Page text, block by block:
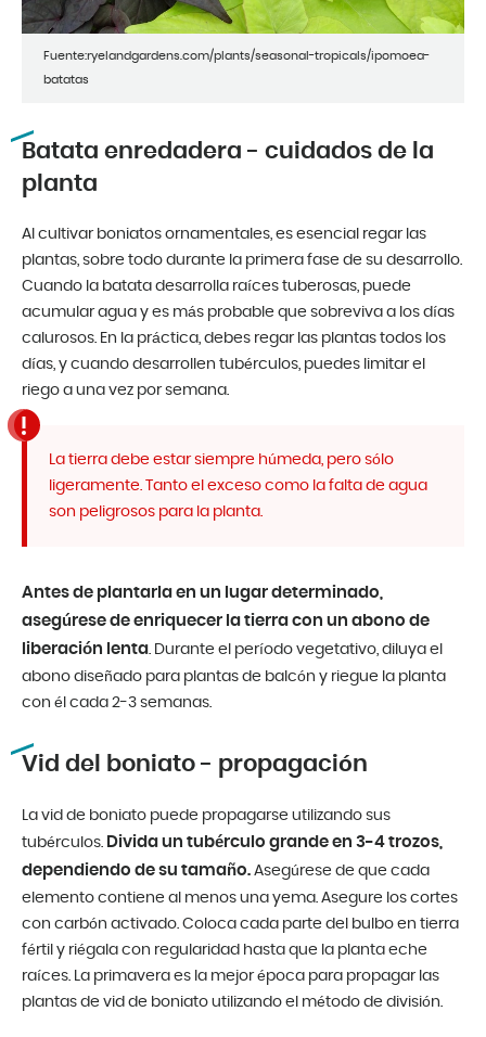
Fuente:ryelandgardens.com/plants/seasonal-tropicals/ipomoea-
batatas
Batata enredadera - cuidados de la
planta
Al cultivar boniatos ornamentales, es esencial regar las
plantas, sobre todo durante la primera fase de su desarrollo.
Cuando la batata desarrolla raíces tuberosas, puede
acumular agua y es más probable que sobreviva a los días
calurosos. En la práctica, debes regar las plantas todos los
días, y cuando desarrollen tubérculos, puedes limitar el
riego a una vez por semana.
La tierra debe estar siempre húmeda, pero sólo
ligeramente. Tanto el exceso como la falta de agua
son peligrosos para la planta.
Antes de plantarla en un lugar determinado,
asegúrese de enriquecer la tierra con un abono de
liberación lenta. Durante el período vegetativo, diluya el
abono diseñado para plantas de balcón y riegue la planta
con él cada 2-3 semanas.
Vid del boniato - propagación
La vid de boniato puede propagarse utilizando sus
tubérculos. Divida un tubérculo grande en 3-4 trozos,
dependiendo de su tamaño. Asegúrese de que cada
elemento contiene al menos una yema. Asegure los cortes
con carbón activado. Coloca cada parte del bulbo en tierra
fértil y riégala con regularidad hasta que la planta eche
raíces. La primavera es la mejor época para propagar las
plantas de vid de boniato utilizando el método de división.